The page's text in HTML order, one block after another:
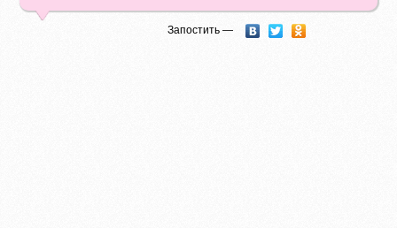
Запостить —